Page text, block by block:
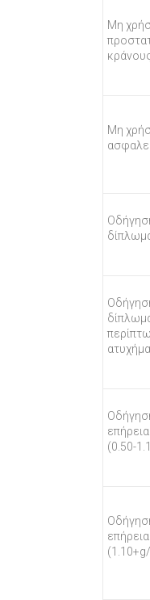
Μη
Μη
(0.50-